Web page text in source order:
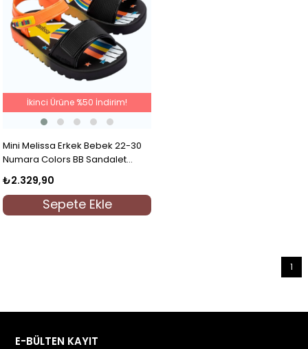
Mini Melissa Erkek Bebek 22-30
Numara Colors BB Sandalet
₺2.329,90
Sepete Ekle
İkinci Ürüne %50 İndirim!
1
E-BÜLTEN KAYIT